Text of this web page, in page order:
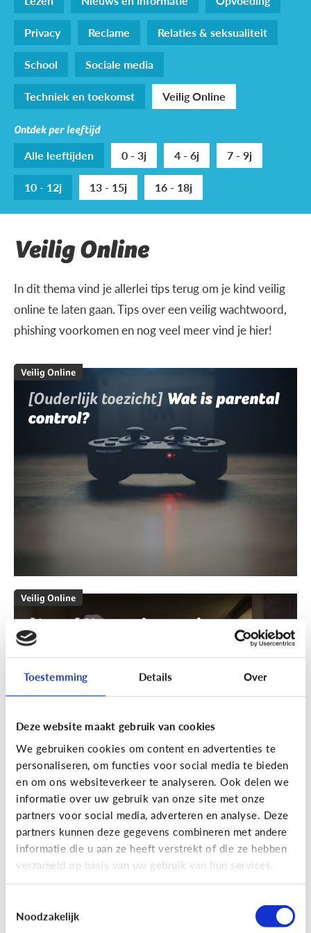
Toestemming Details Over
Deze website maakt gebruik van cookies
We gebruiken cookies om content en advertenties te
personaliseren, om functies voor social media te bieden
en om ons websiteverkeer te analyseren. Ook delen we
informatie over uw gebruik van onze site met onze
partners voor social media, adverteren en analyse. Deze
partners kunnen deze gegevens combineren met andere
informatie die u aan ze heeft verstrekt of die ze hebben
verzameld op basis van uw gebruik van hun services.
Noodzakelijk
Privacy
Reclame
Relaties & seksualiteit
School
Sociale media
Techniek en toekomst
Veilig Online
Ontdek per leeftijd
Alle leeftijden 0 - 3j 4 - 6j
7 - 9j
10 - 12j
13 - 15j 16 - 18j
Veilig Online
In dit thema vind je allerlei tips terug om je kind veilig
online te laten gaan. Tips over een veilig wachtwoord,
phishing voorkomen en nog veel meer vind je hier!
Veilig Online
[Ouderlijk toezicht] Wat is parental
control?
Veilig Online
[Actua]Hoe snel geven jongeren
hun bankkaart in ruil voor geld?
En wat zijn 'geldezels'?
[Hoe werkt het?]Locatiegegevens
delen via de smartphone